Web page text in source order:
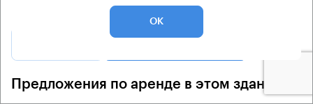
Предложения по аренде в этом здании:
ОК